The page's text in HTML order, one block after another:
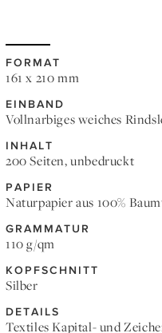
FORMAT
161 x 210 mm
EINBAND
Vollnarbiges weiches
INHALT
200 Seiten, unbedruckt
PAPIER
Naturpapier aus 100%
GRAMMATUR
110 g/qm
KOPFSCHNITT
Silber
DETAILS
Textiles Kapital- und